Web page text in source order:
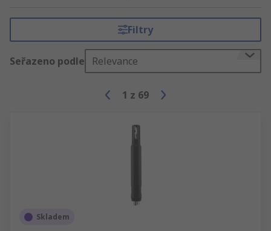
Filtry
Seřazeno podle Relevance
1 z 69
Skladem